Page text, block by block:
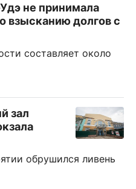
не принимала
взысканию долгов с
составляет около
зал
обрушился ливень